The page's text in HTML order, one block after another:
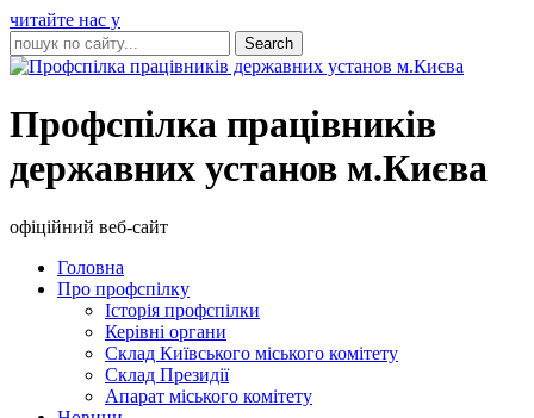
читайте нас у
Профспілка працівників
державних установ м.Києва
офіційний веб-сайт
Головна
Про профспілку
Історія профспілки
Керівні органи
Склад Київського міського комітету
Склад Президії
Апарат міського комітету